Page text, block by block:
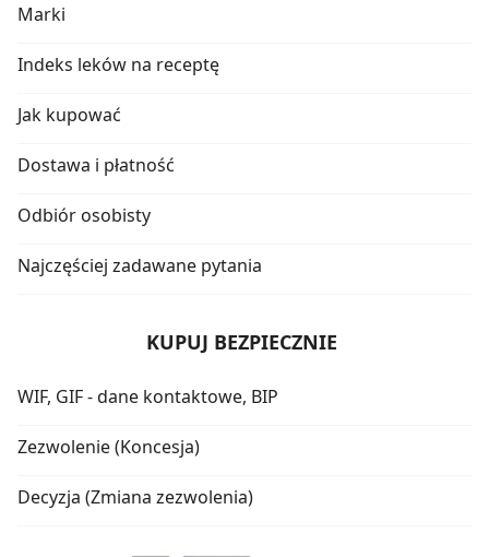
Marki
Indeks leków na receptę
Jak kupować
Dostawa i płatność
Odbiór osobisty
Najczęściej zadawane pytania
KUPUJ BEZPIECZNIE
WIF, GIF - dane kontaktowe, BIP
Zezwolenie (Koncesja)
Decyzja (Zmiana zezwolenia)